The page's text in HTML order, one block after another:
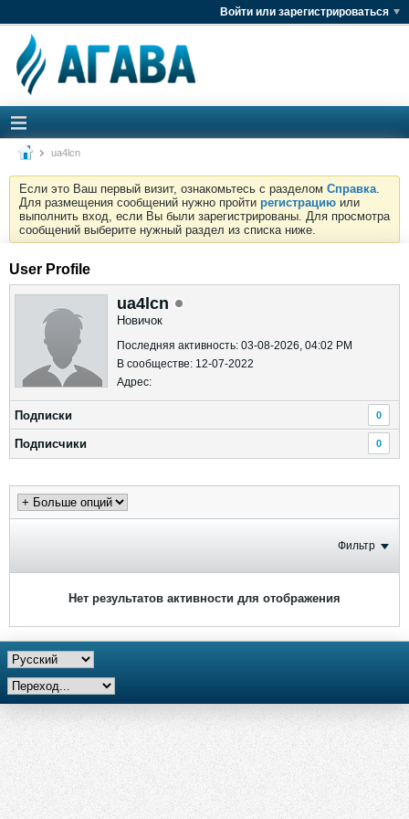
Войти или зарегистрироваться
ua4lcn
Если это Ваш первый визит, ознакомьтесь с разделом Справка.
Для размещения сообщений нужно пройти регистрацию или
выполнить вход, если Вы были зарегистрированы. Для просмотра
сообщений выберите нужный раздел из списка ниже.
User Profile
ua4lcn
Новичок
Последняя активность: 03-08-2026, 04:02 PM
В сообществе: 12-07-2022
Адрес:
Подписки 0
Подписчики 0
Фильтр
Нет результатов активности для отображения